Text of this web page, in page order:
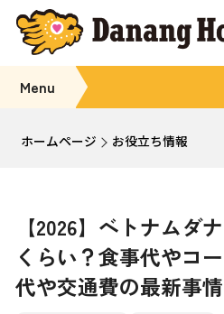
Menu
ホームページ お役立ち情報
【2026】ベトナムダ
くらい？食事代やコ
代や交通費の最新事